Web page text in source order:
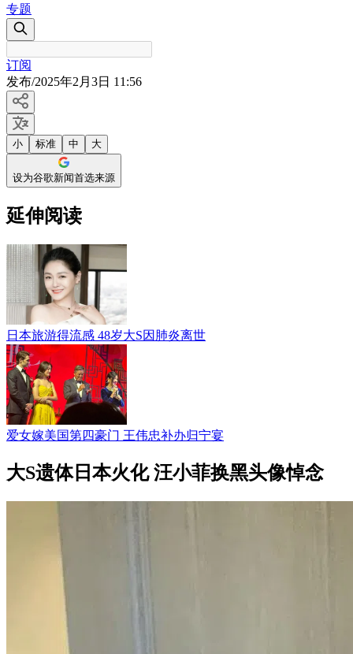
专题
订阅
发布/2025年2月3日 11:56
小 标准 中 大
设为谷歌新闻首选来源
延伸阅读
日本旅游得流感 48岁大S因肺炎离世
爱女嫁美国第四豪门 王伟忠补办归宁宴
大S遗体日本火化 汪小菲换黑头像悼念